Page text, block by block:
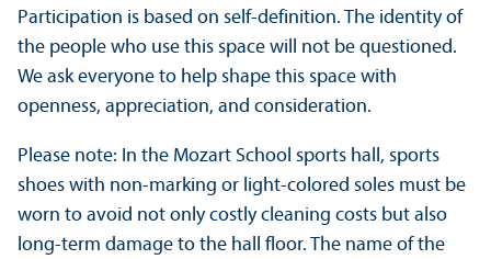
Participation is based on self-definition. The identity of
the people who use this space will not be questioned.
We ask everyone to help shape this space with
openness, appreciation, and consideration.
Please note: In the Mozart School sports hall, sports
shoes with non-marking or light-colored soles must be
worn to avoid not only costly cleaning costs but also
long-term damage to the hall floor. The name of the